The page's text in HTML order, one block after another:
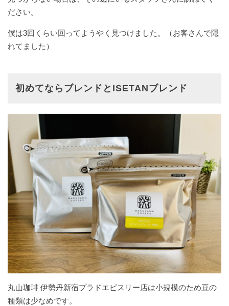
ださい。
僕は3回くらい回ってようやく見つけました。（お客さんで隠
れてました）
初めてならブレンドとISETANブレンド
丸山珈琲 伊勢丹新宿プラドエピスリー店は小規模のため豆の
種類は少なめです。